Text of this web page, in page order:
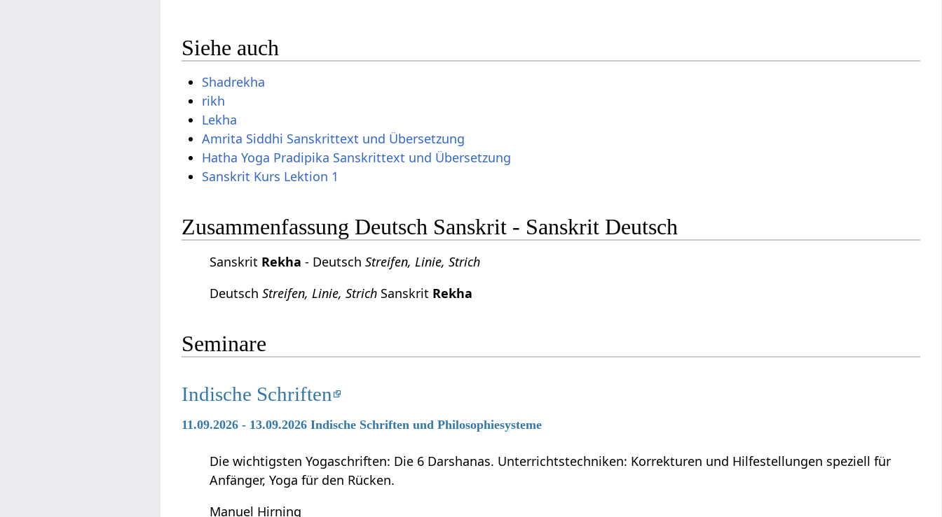
Siehe auch
Shadrekha
rikh
Lekha
Amrita Siddhi Sanskrittext und Übersetzung
Hatha Yoga Pradipika Sanskrittext und Übersetzung
Sanskrit Kurs Lektion 1
Zusammenfassung Deutsch Sanskrit - Sanskrit Deutsch
Sanskrit Rekha - DeutschStreifen, Linie, Strich
DeutschStreifen, Linie, Strich Sanskrit Rekha
Seminare
Indische Schriften
11.09.2026 - 13.09.2026 Indische Schriften und Philosophiesysteme
Die wichtigsten Yogaschriften: Die 6 Darshanas. Unterrichtstechniken: Korrekturen und Hilfestellungen speziell für
Anfänger, Yoga für den Rücken.
Manuel Hirning